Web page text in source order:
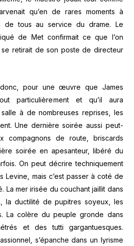
qu’en de rares moments à
de tous au service du drame. Le
de Met confirmait ce que l’on
se retirait de son poste de directeur
pour une œuvre que James
particulièrement et qu’il aura
à de nombreuses reprises, les
Une dernière soirée aussi peut-
compagnons de route, briscards
soirée en apesanteur, libéré du
On peut décrire techniquement
Levine, mais c’est passer à coté de
La mer irisée du couchant jaillit dans
la ductilité de pupitres soyeux, les
La colère du peuple gronde dans
et des tutti gargantuesques.
s’épanche dans un lyrisme